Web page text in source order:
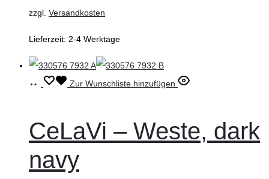
der
werden
zzgl. Versandkosten
Lieferzeit: 2-4 Werktage
Ausführung
Dieses
mehrere
Varianten
auf.
Zur Wunschliste hinzufügen
CeLaVi – Weste, dark
navy